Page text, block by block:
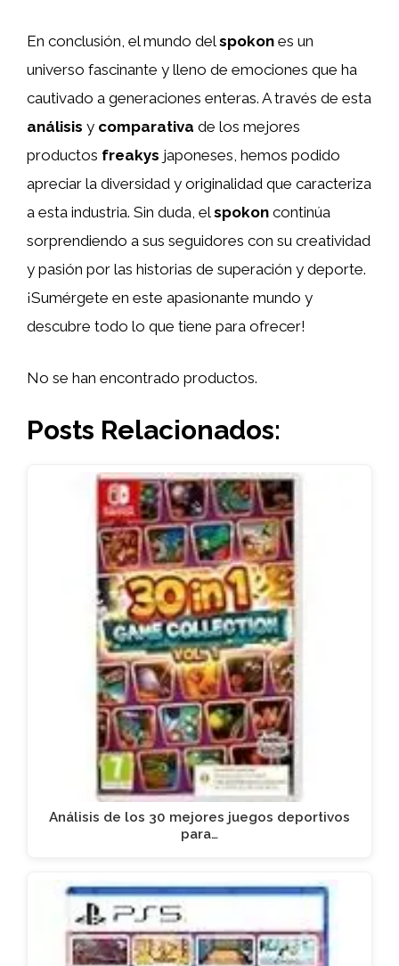
En conclusión, el mundo delspokon es un
universo fascinante y lleno de emociones que ha
cautivado a generaciones enteras. A través de esta
análisis y comparativa de los mejores
productos freakys japoneses, hemos podido
apreciar la diversidad y originalidad que caracteriza
a esta industria. Sin duda, elspokon continúa
sorprendiendo a sus seguidores con su creatividad
y pasión por las historias de superación y deporte.
¡Sumérgete en este apasionante mundo y
descubre todo lo que tiene para ofrecer!
No se han encontrado productos.
Posts Relacionados:
Análisis de los 30 mejores juegos deportivos
para…